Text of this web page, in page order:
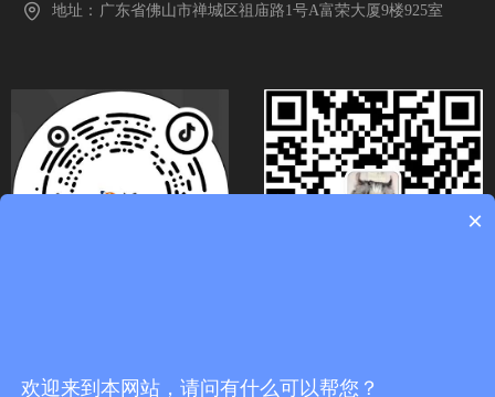
地址： 广东省佛山市禅城区祖庙路1号A富荣大厦9楼925室
×
欢迎来到本网站，请问有什么可以帮您？